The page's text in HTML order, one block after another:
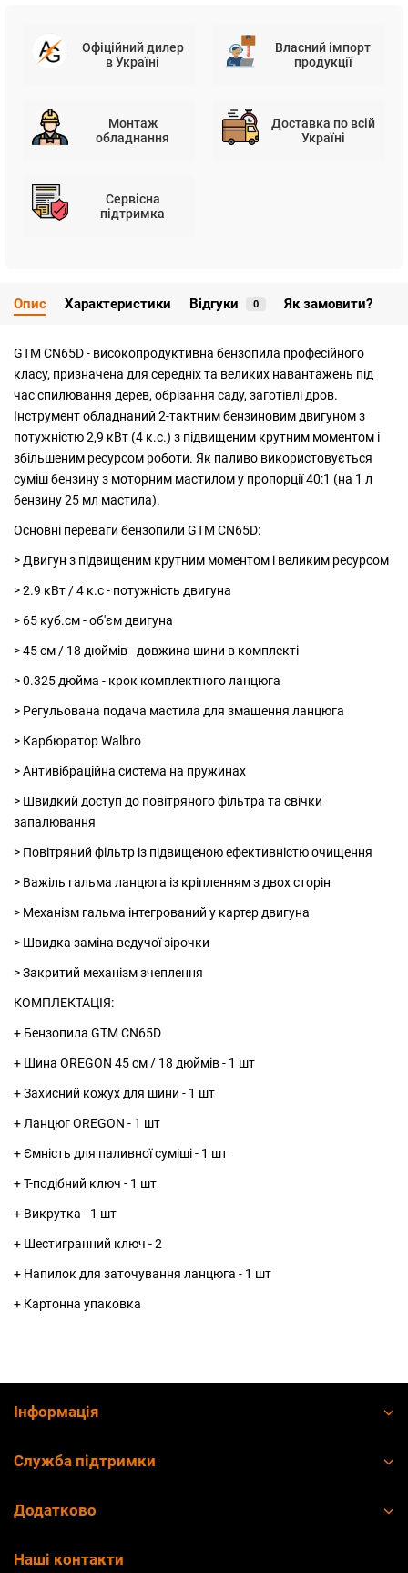
Офіційний дилер
в Україні
Власний імпорт
продукції
Монтаж
обладнання
Доставка по всій
Україні
Сервісна
підтримка
Опис Характеристики Відгуки 0 Як замовити?
GTM CN65D - високопродуктивна бензопила професійного
класу, призначена для середніх та великих навантажень під
час спилювання дерев, обрізання саду, заготівлі дров.
Інструмент обладнаний 2-тактним бензиновим двигуном з
потужністю 2,9 кВт (4 к.с.) з підвищеним крутним моментом і
збільшеним ресурсом роботи. Як паливо використовується
суміш бензину з моторним мастилом у пропорції 40:1 (на 1 л
бензину 25 мл мастила).
Основні переваги бензопили GTM CN65D:
> Двигун з підвищеним крутним моментом і великим ресурсом
> 2.9 кВт / 4 к.с - потужність двигуна
> 65 куб.см - об'єм двигуна
> 45 см / 18 дюймів - довжина шини в комплекті
> 0.325 дюйма - крок комплектного ланцюга
> Регульована подача мастила для змащення ланцюга
> Карбюратор Walbro
> Антивібраційна система на пружинах
> Швидкий доступ до повітряного фільтра та свічки
запалювання
> Повітряний фільтр із підвищеною ефективністю очищення
> Важіль гальма ланцюга із кріпленням з двох сторін
> Механізм гальма інтегрований у картер двигуна
> Швидка заміна ведучої зірочки
> Закритий механізм зчеплення
КОМПЛЕКТАЦІЯ:
+ Бензопила GTM CN65D
+ Шина OREGON 45 см / 18 дюймів - 1 шт
+ Захисний кожух для шини - 1 шт
+ Ланцюг OREGON - 1 шт
+ Ємність для паливної суміші - 1 шт
+ Т-подібний ключ - 1 шт
+ Викрутка - 1 шт
+ Шестигранний ключ - 2
+ Напилок для заточування ланцюга - 1 шт
+ Картонна упаковка
Інформація
Служба підтримки
Додатково
Наші контакти